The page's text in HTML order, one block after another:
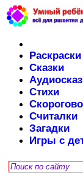
Раскраски
Сказки
Стихи
Считалки
Загадки
Игры с